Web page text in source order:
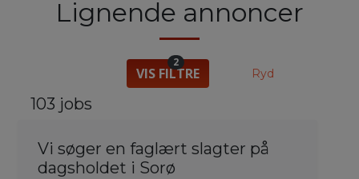
Lignende annoncer
VIS FILTRE
2
Ryd
103 jobs
Vi søger en faglært slagter på
dagsholdet i Sorø